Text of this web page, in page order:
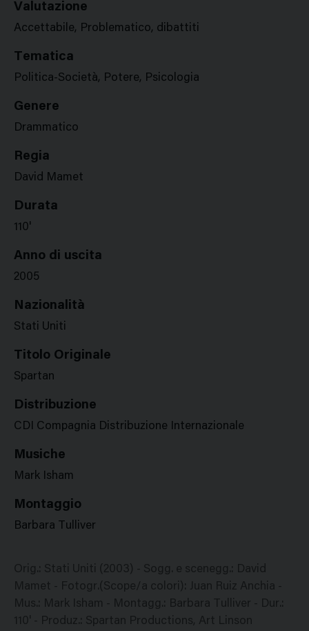
Valutazione
Accettabile, Problematico, dibattiti
Tematica
Politica-Società, Potere, Psicologia
Genere
Drammatico
Regia
David Mamet
Durata
110'
Anno di uscita
2005
Nazionalità
Stati Uniti
Titolo Originale
Spartan
Distribuzione
CDI Compagnia Distribuzione Internazionale
Musiche
Mark Isham
Montaggio
Barbara Tulliver
Orig.: Stati Uniti (2003) - Sogg. e scenegg.: David
Mamet - Fotogr.(Scope/a colori): Juan Ruiz Anchia -
Mus.: Mark Isham - Montagg.: Barbara Tulliver - Dur.:
110' - Produz.: Spartan Productions, Art Linson